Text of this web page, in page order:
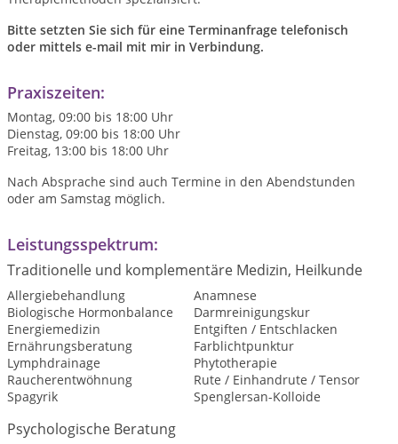
Bitte setzten Sie sich für eine Terminanfrage telefonisch
oder mittels e-mail mit mir in Verbindung.
Praxiszeiten:
Montag, 09:00 bis 18:00 Uhr
Dienstag, 09:00 bis 18:00 Uhr
Freitag, 13:00 bis 18:00 Uhr
Nach Absprache sind auch Termine in den Abendstunden
oder am Samstag möglich.
Leistungsspektrum:
Traditionelle und komplementäre Medizin, Heilkunde
Allergiebehandlung
Anamnese
Biologische Hormonbalance
Darmreinigungskur
Energiemedizin
Entgiften / Entschlacken
Ernährungsberatung
Farblichtpunktur
Lymphdrainage
Phytotherapie
Raucherentwöhnung
Rute / Einhandrute / Tensor
Spagyrik
Spenglersan-Kolloide
Psychologische Beratung